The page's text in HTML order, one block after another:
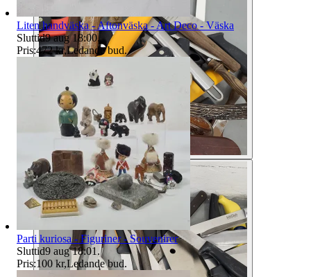
Liten handväska - Aftonväska - Art Deco - Väska
Sluttid9 aug 18:00.
Pris:472 kr,Ledande bud.
Parti kuriosa - Figuriner - Souvenirer
Sluttid9 aug 18:01 .
Pris:100 kr,Ledande bud.